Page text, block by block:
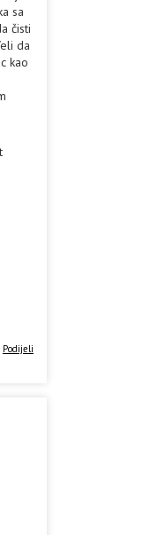
sa
čisti
da
kao
Podijeli